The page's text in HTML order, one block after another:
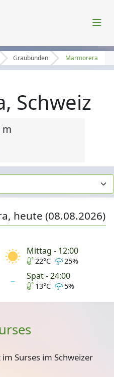
Graubünden Marmorera
Schweiz
m
heute (08.08.2026)
Mittag - 12:00
22°C 25%
Spät - 24:00
13°C 5%
Surses im Schweizer